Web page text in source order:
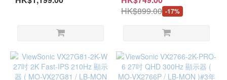
AT27VQ)#3年保養
)#3年保養
HK$899.00 -17%